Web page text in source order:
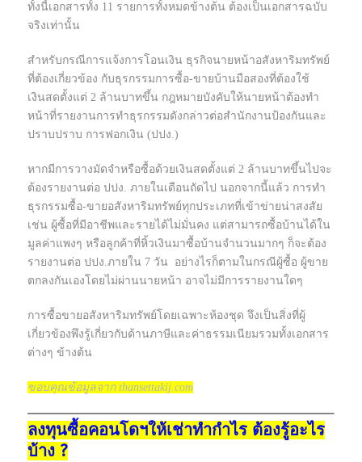
ทั้งนี้เอกสารทั้ง 11 รายการทั้งหมดข้างต้น ต้องเป็นเอกสารฉบับ
จริงเท่านั้น
สำหรับกรณีการแจ้งการโอนเงิน ธุรกิจนายหน้าอสังหาริมทรัพย์
ที่ต้องเกี่ยวข้อง กับธุรกรรมการซื้อ-ขายบ้านมือสองที่ต้องใช้
เงินสดตั้งแต่ 2 ล้านบาทขึ้น กฎหมายบังคับให้นายหน้าต้องทำ
หน้าที่รายงานการทำธุรกรรมดังกล่าวต่อสำนักงานป้องกันและ
ปราบปราบ การฟอกเงิน (ปปง.)
หากมีการวางมัดจำหรือซื้อด้วยเงินสดตั้งแต่ 2 ล้านบาทขึ้นไปจะ
ต้องรายงานต่อ ปปง. ภายในเดือนถัดไป นอกจากนี้แล้ว การทำ
ธุรกรรมซื้อ-ขายอสังหาริมทรัพย์ทุกประเภทที่เข้าข่ายน่าสงสัย
เช่น ผู้ซื้อที่มีอาชีพและรายได้ไม่มั่นคง แต่สามารถซื้อบ้านได้ใน
มูลค่าแพงๆ หรือลูกค้าที่หิ้วเงินมาซื้อบ้านจำนวนมากๆ ก็จะต้อง
รายงานต่อ ปปง.ภายใน 7 วัน อย่างไรก็ตามในกรณีผู้ซื้อ ผู้ขาย
ตกลงกันเองโดยไม่ผ่านนายหน้า อาจไม่มีการรายงานใดๆ
การซื้อขายอสังหาริมทรัพย์โดยเฉพาะห้องชุด จึงเป็นสิ่งที่ผู้
เกี่ยวข้องพึงรู้เกี่ยวกับด้านภาษีและค่าธรรมเนียมรวมทั้งเอกสาร
ต่างๆ ข้างต้น
ขอบคุณข้อมูลจาก thansettakij.com
ลงทุนซื้อคอนโดฯให้เช่าทำกำไร ต้องรู้อะไร
บ้าง ?